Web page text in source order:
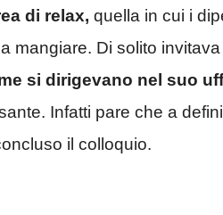
di relax, quella in cui i
mangiare. Di solito
si dirigevano nel suo
Infatti pare che a
il colloquio.